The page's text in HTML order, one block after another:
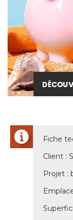
Fiche
Client :
Projet :